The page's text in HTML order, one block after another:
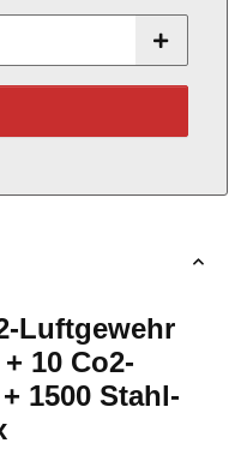
Luftgewehr
10 Co2-
1500 Stahl-